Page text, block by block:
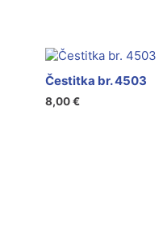
Čestitka br. 4503
8,00€